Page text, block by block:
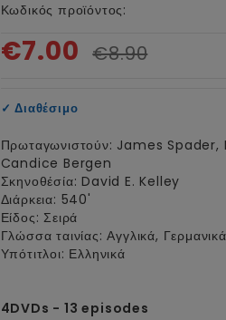
Κωδικός προϊόντος:
€7.00 €8.90
✓ Διαθέσιμο
Πρωταγωνιστούν: James
Candice Bergen
Σκηνοθέσία: David E. Kelley
Διάρκεια: 540'
Είδος: Σειρά
Γλώσσα ταινίας: Αγγλικά,
Υπότιτλοι: Ελληνικά
4DVDs - 13 episodes